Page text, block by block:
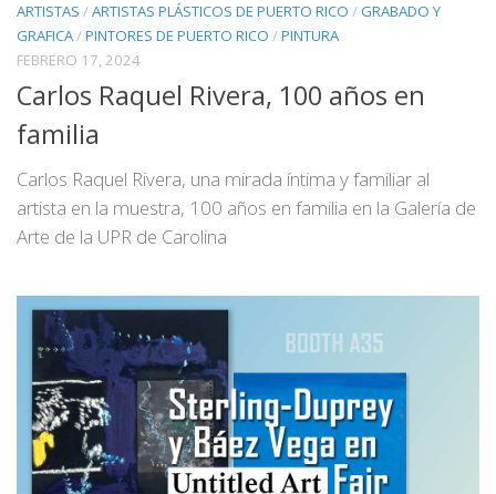
ARTISTAS /ARTISTAS PLÁSTICOS DE PUERTO RICO / GRABADO Y
GRAFICA/PINTORES DE PUERTO RICO /PINTURA
FEBRERO 17, 2024
Carlos Raquel Rivera, 100 años en
familia
Carlos Raquel Rivera, una mirada íntima y familiar al
artista en la muestra, 100 años en familia en la Galería de
Arte de la UPR de Carolina